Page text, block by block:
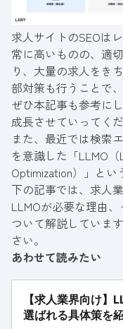
求人サイトのSEOは
常に高いものの、適
り、大量の求人をき
部対策も行うことで
ぜひ本記事も参考に
成長させていってくだ
また、最近では検索
を意識した「LLMO
Optimization）」と
下の記事では、求人
LLMOが必要な理由
ついて解説していま
さい。
あわせて読みたい
【求人業界向け】
選ばれる具体策を